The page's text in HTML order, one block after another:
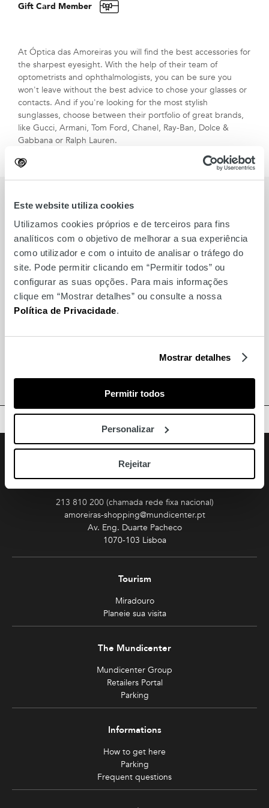
Este website utiliza cookies
Utilizamos cookies próprios e de terceiros para fins
analíticos com o objetivo de melhorar a sua experiência
como utilizador e com o intuito de analisar o tráfego do
site. Pode permitir clicando em “Permitir todos” ou
configurar as suas opções. Para mais informações
clique em “Mostrar detalhes” ou consulte a nossa
Política de Privacidade.
Mostrar detalhes
Permitir todos
Personalizar
Rejeitar
Gift Card Member
At Óptica das Amoreiras you will find the best accessories for
the sharpest eyesight. With the help of their team of
optometrists and ophthalmologists, you can be sure you
won't leave without the best advice to chose your glasses or
contacts. And if you're looking for the most stylish
sunglasses, choose between their portfolio of great brands,
like Gucci, Armani, Tom Ford, Chanel, Ray-Ban, Dolce &
Gabbana or Ralph Lauren.
BRANDS
Also for you
Óptica das Amoreiras
Migacho
Follow us FacebookInstagramYoutube
Amoreiras
213 810 200 (chamada rede fixa nacional)
amoreiras-shopping@mundicenter.pt
Av. Eng. Duarte Pacheco
1070-103 Lisboa
Tourism
Miradouro
Planeie sua visita
The Mundicenter
Mundicenter Group
Retailers Portal
Parking
Informations
How to get here
Parking
Frequent questions